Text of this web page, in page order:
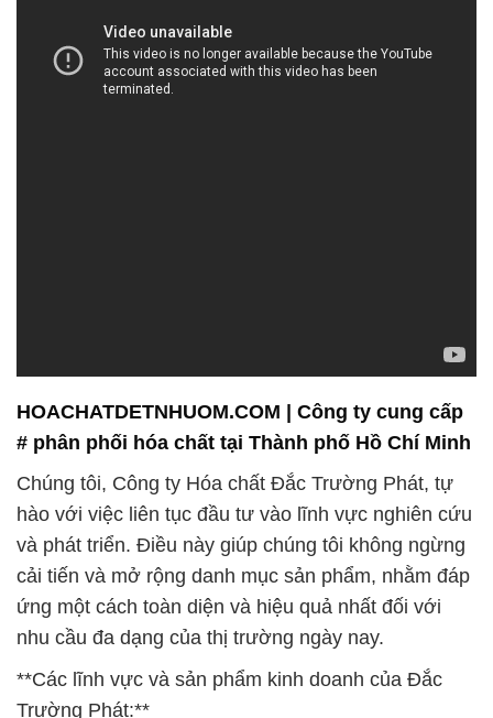
HOACHATDETNHUOM.COM | Công ty cung cấp
# phân phối hóa chất tại Thành phố Hồ Chí Minh
Chúng tôi, Công ty Hóa chất Đắc Trường Phát, tự
hào với việc liên tục đầu tư vào lĩnh vực nghiên cứu
và phát triển. Điều này giúp chúng tôi không ngừng
cải tiến và mở rộng danh mục sản phẩm, nhằm đáp
ứng một cách toàn diện và hiệu quả nhất đối với
nhu cầu đa dạng của thị trường ngày nay.
**Các lĩnh vực và sản phẩm kinh doanh của Đắc
Trường Phát:**